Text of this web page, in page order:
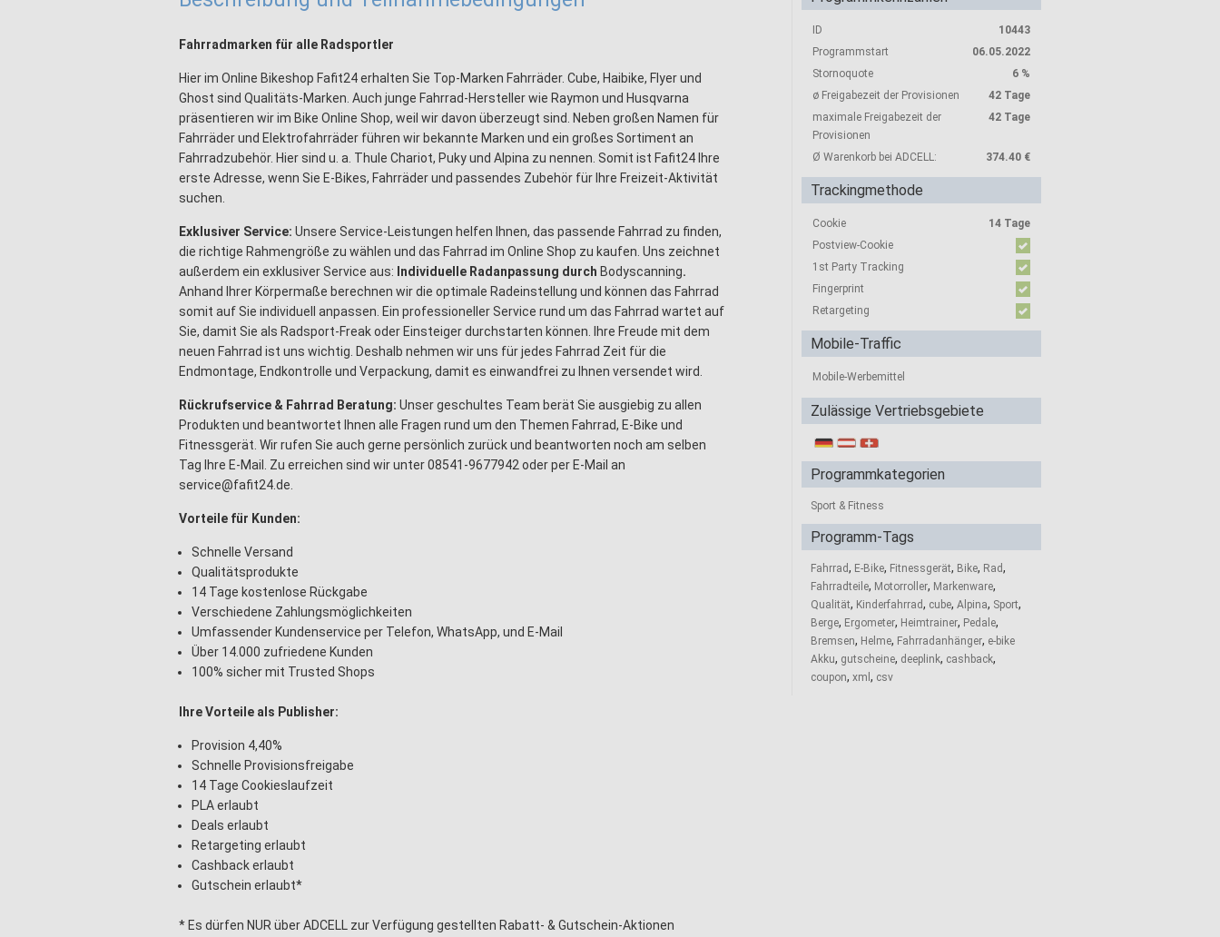
Fahrradmarken für alle Radsportler
Hier im Online Bikeshop Fafit24 erhalten Sie Top-Marken Fahrräder. Cube, Haibike, Flyer und
Ghost sind Qualitäts-Marken. Auch junge Fahrrad-Hersteller wie Raymon und Husqvarna
präsentieren wir im Bike Online Shop, weil wir davon überzeugt sind. Neben großen Namen für
Fahrräder und Elektrofahrräder führen wir bekannte Marken und ein großes Sortiment an
Fahrradzubehör. Hier sind u. a. Thule Chariot, Puky und Alpina zu nennen. Somit ist Fafit24 Ihre
erste Adresse, wenn Sie E-Bikes, Fahrräder und passendes Zubehör für Ihre Freizeit-Aktivität
suchen.
Exklusiver Service: Unsere Service-Leistungen helfen Ihnen, das passende Fahrrad zu finden,
die richtige Rahmengröße zu wählen und das Fahrrad im Online Shop zu kaufen. Uns zeichnet
außerdem ein exklusiver Service aus: Individuelle Radanpassung durch Bodyscanning.
Anhand Ihrer Körpermaße berechnen wir die optimale Radeinstellung und können das Fahrrad
somit auf Sie individuell anpassen. Ein professioneller Service rund um das Fahrrad wartet auf
Sie, damit Sie als Radsport-Freak oder Einsteiger durchstarten können. Ihre Freude mit dem
neuen Fahrrad ist uns wichtig. Deshalb nehmen wir uns für jedes Fahrrad Zeit für die
Endmontage, Endkontrolle und Verpackung, damit es einwandfrei zu Ihnen versendet wird.
Rückrufservice & Fahrrad Beratung: Unser geschultes Team berät Sie ausgiebig zu allen
Produkten und beantwortet Ihnen alle Fragen rund um den Themen Fahrrad, E-Bike und
Fitnessgerät. Wir rufen Sie auch gerne persönlich zurück und beantworten noch am selben
Tag Ihre E-Mail. Zu erreichen sind wir unter 08541-9677942 oder per E-Mail an
service@fafit24.de.
Vorteile für Kunden:
Schnelle Versand
Qualitätsprodukte
14 Tage kostenlose Rückgabe
Verschiedene Zahlungsmöglichkeiten
Umfassender Kundenservice per Telefon, WhatsApp, und E-Mail
Über 14.000 zufriedene Kunden
100% sicher mit Trusted Shops
Ihre Vorteile als Publisher:
Provision 4,40%
Schnelle Provisionsfreigabe
14 Tage Cookieslaufzeit
PLA erlaubt
Deals erlaubt
Retargeting erlaubt
Cashback erlaubt
Gutschein erlaubt*
* Es dürfen NUR über ADCELL zur Verfügung gestellten Rabatt- & Gutschein-Aktionen
ID
10443
Programmstart
06.05.2022
Stornoquote
6 %
ø Freigabezeit der Provisionen
42 Tage
maximale Freigabezeit der
Provisionen
42 Tage
Ø Warenkorb bei ADCELL: 374.40 €
Trackingmethode
Cookie
14 Tage
Postview-Cookie
1st Party Tracking
Fingerprint
Retargeting
Mobile-Traffic
Mobile-Werbemittel
Zulässige Vertriebsgebiete
Programmkategorien
Sport & Fitness
Programm-Tags
Fahrrad, E-Bike, Fitnessgerät, Bike, Rad,
Fahrradteile, Motorroller, Markenware,
Qualität, Kinderfahrrad, cube, Alpina, Sport,
Berge, Ergometer, Heimtrainer, Pedale,
Bremsen, Helme, Fahrradanhänger, e-bike
Akku, gutscheine, deeplink, cashback,
coupon, xml , csv